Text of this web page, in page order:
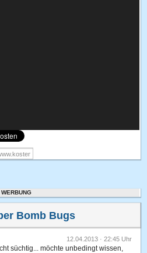
WERBUNG
Bomb Bugs
12.04.2013 · 22:45 Uhr
süchtig... möchte unbedingt wissen,